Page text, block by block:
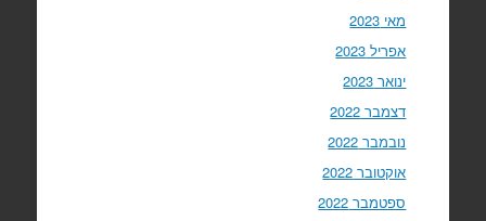
מאי 2023
אפריל 2023
ינואר 2023
דצמבר 2022
נובמבר 2022
אוקטובר 2022
ספטמבר 2022